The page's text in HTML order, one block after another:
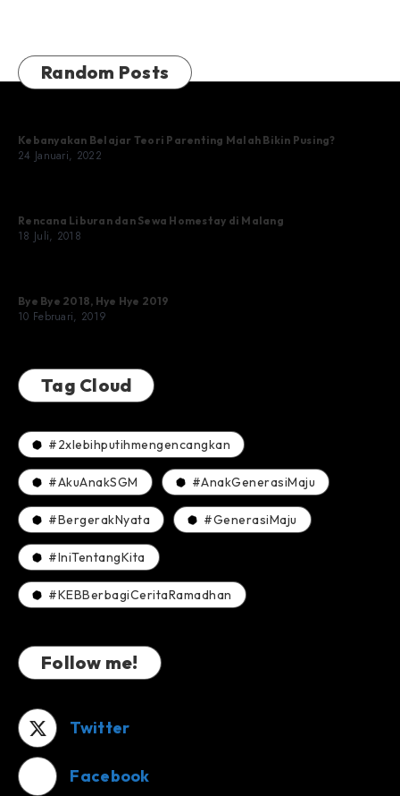
Random Posts
Kebanyakan Belajar Teori Parenting Malah Bikin Pusing?
24 Januari, 2022
Rencana Liburan dan Sewa Homestay di Malang
18 Juli, 2018
Bye Bye 2018, Hye Hye 2019
10 Februari, 2019
Tag Cloud
#2xlebihputihmengencangkan
#AkuAnakSGM #AnakGenerasiMaju
#BergerakNyata #GenerasiMaju
#IniTentangKita
#KEBBerbagiCeritaRamadhan
Follow me!
Twitter
Facebook